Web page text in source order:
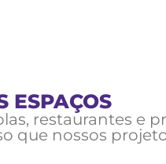
ESPAÇOS
restaurantes e
que nossos